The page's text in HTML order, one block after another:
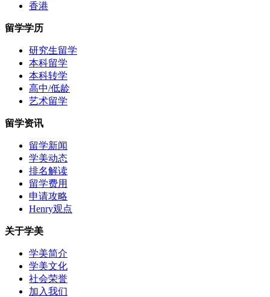
香港
留学学历
研究生留学
本科留学
本科转学
高中/低龄
艺术留学
留学资讯
留学新闻
学美动态
排名解读
留学费用
申请攻略
Henry观点
关于学美
学美简介
学美文化
社会荣誉
加入我们